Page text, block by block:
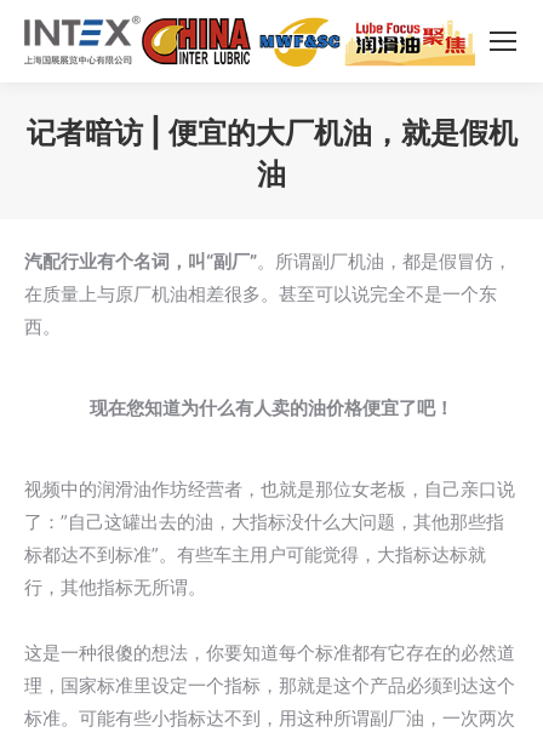
记者暗访 | 便宜的大厂机油，就是假机
油
汽配行业有个名词，叫“副厂”。所谓副厂机油，都是假冒仿，
在质量上与原厂机油相差很多。甚至可以说完全不是一个东
西。
现在您知道为什么有人卖的油价格便宜了吧！
视频中的润滑油作坊经营者，也就是那位女老板，自己亲口说
了：”自己这罐出去的油，大指标没什么大问题，其他那些指
标都达不到标准”。有些车主用户可能觉得，大指标达标就
行，其他指标无所谓。
这是一种很傻的想法，你要知道每个标准都有它存在的必然道
理，国家标准里设定一个指标，那就是这个产品必须到达这个
标准。可能有些小指标达不到，用这种所谓副厂油，一次两次